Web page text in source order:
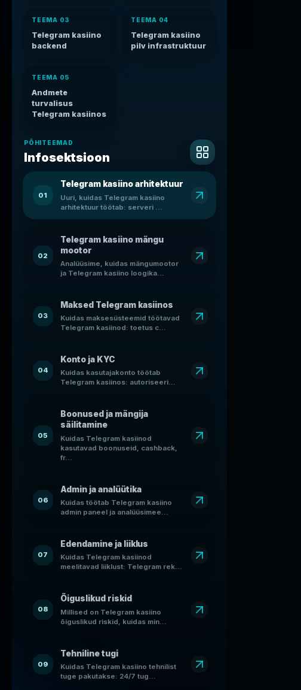
TEEMA 03
Telegram kasiino
backend
TEEMA 04
Telegram kasiino
pilv infrastruktuur
TEEMA 05
Andmete
turvalisus
Telegram kasiinos
PÕHITEEMAD
Infosektsioon
01
Telegram kasiino arhitektuur
Uuri, kuidas Telegram kasiino
arhitektuur töötab: serveri ...
02
Telegram kasiino mängu
mootor
Analüüsime, kuidas mängumootor
ja Telegram kasiino loogika...
03
Maksed Telegram kasiinos
Kuidas maksesüsteemid töötavad
Telegram kasiinod: toetus c...
04
Konto ja KYC
Kuidas kasutajakonto töötab
Telegram kasiinos: autoriseeri...
05
Boonused ja mängija
säilitamine
Kuidas Telegram kasiinod
kasutavad boonuseid, cashback,
fr...
06
Admin ja analüütika
Kuidas töötab Telegram kasiino
admin paneel ja analüüsimee...
07
Edendamine ja liiklus
Kuidas Telegram kasiinod
meelitavad liiklust: Telegram rek...
08
Õiguslikud riskid
Millised on Telegram kasiino
õiguslikud riskid, kuidas min...
09
Tehniline tugi
Kuidas Telegram kasiino tehnilist
tuge pakutakse: 24/7 tug...